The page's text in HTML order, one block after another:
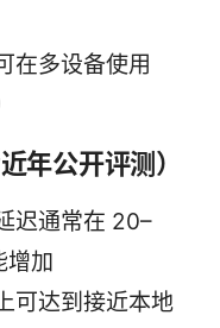
在多设备使用
年公开评测）
迟通常在 20–
增加
可达到接近本地